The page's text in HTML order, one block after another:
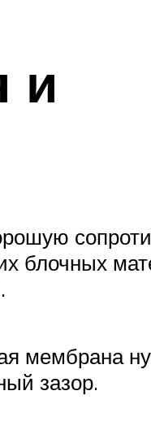
и
блочных
мембрана
зазор.